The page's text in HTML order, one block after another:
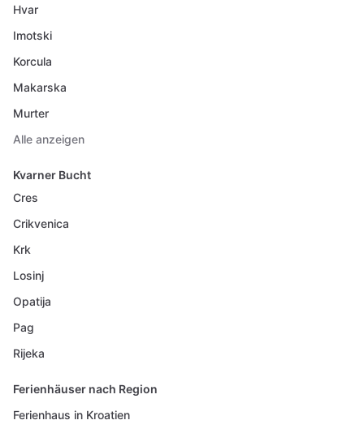
Hvar
Imotski
Korcula
Makarska
Murter
Alle anzeigen
Kvarner Bucht
Cres
Crikvenica
Krk
Losinj
Opatija
Pag
Rijeka
Ferienhäuser nach Region
Ferienhaus in Kroatien